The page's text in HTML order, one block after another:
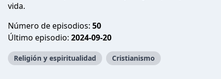
vida.
Número de episodios: 50
Último episodio: 2024-09-20
Religión y espiritualidad Cristianismo